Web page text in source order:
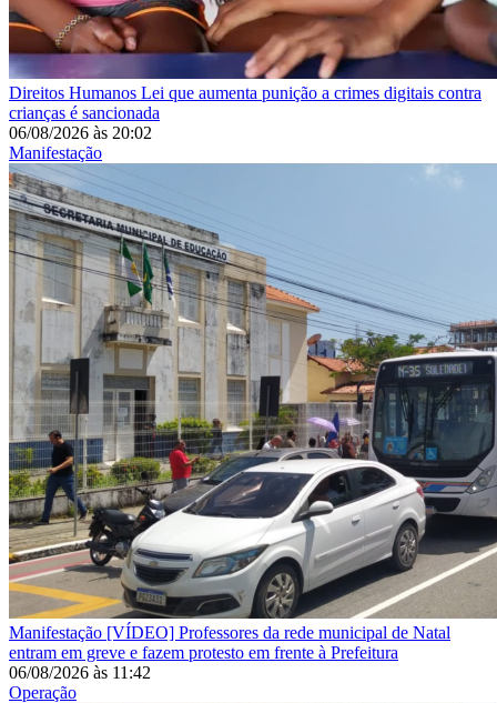
Direitos Humanos Lei que aumenta punição a crimes digitais contra
crianças é sancionada
06/08/2026 às 20:02
Manifestação
Manifestação [VÍDEO] Professores da rede municipal de Natal
entram em greve e fazem protesto em frente à Prefeitura
06/08/2026 às 11:42
Operação